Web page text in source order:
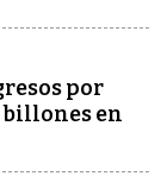
por
billones en